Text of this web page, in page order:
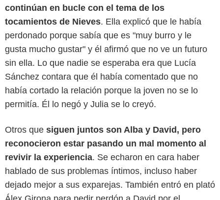
continúan en bucle con el tema de los
tocamientos de Nieves. Ella explicó que le había
perdonado porque sabía que es "muy burro y le
gusta mucho gustar" y él afirmó que no ve un futuro
sin ella. Lo que nadie se esperaba era que Lucía
Sánchez contara que él había comentado que no
había cortado la relación porque la joven no se lo
permitía. Él lo negó y Julia se lo creyó.
Otros que siguen juntos son Alba y David, pero
reconocieron estar pasando un mal momento al
revivir la experiencia. Se echaron en cara haber
hablado de sus problemas íntimos, incluso haber
dejado mejor a sus exparejas. También entró en plató